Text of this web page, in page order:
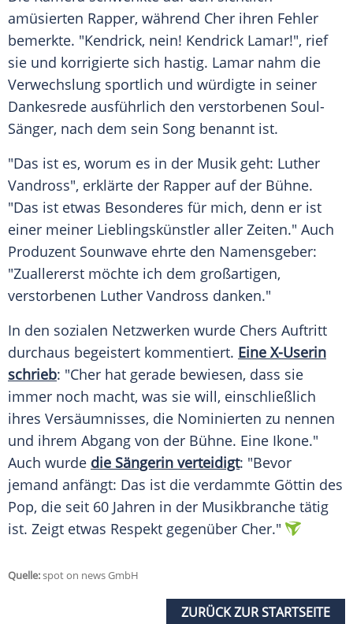
amüsierten Rapper, während Cher ihren Fehler
bemerkte. "Kendrick, nein! Kendrick Lamar!", rief
sie und korrigierte sich hastig. Lamar nahm die
Verwechslung sportlich und würdigte in seiner
Dankesrede ausführlich den verstorbenen Soul-
Sänger, nach dem sein Song benannt ist.
"Das ist es, worum es in der Musik geht: Luther
Vandross", erklärte der Rapper auf der Bühne.
"Das ist etwas Besonderes für mich, denn er ist
einer meiner Lieblingskünstler aller Zeiten." Auch
Produzent Sounwave ehrte den Namensgeber:
"Zuallererst möchte ich dem großartigen,
verstorbenen Luther Vandross danken."
In den sozialen Netzwerken wurde Chers Auftritt
durchaus begeistert kommentiert. Eine X-Userin
schrieb: "Cher hat gerade bewiesen, dass sie
immer noch macht, was sie will, einschließlich
ihres Versäumnisses, die Nominierten zu nennen
und ihrem Abgang von der Bühne. Eine Ikone."
Auch wurde die Sängerin verteidigt: "Bevor
jemand anfängt: Das ist die verdammte Göttin des
Pop, die seit 60 Jahren in der Musikbranche tätig
ist. Zeigt etwas Respekt gegenüber Cher."
Quelle:spot on news GmbH
ZURÜCK ZUR STARTSEITE